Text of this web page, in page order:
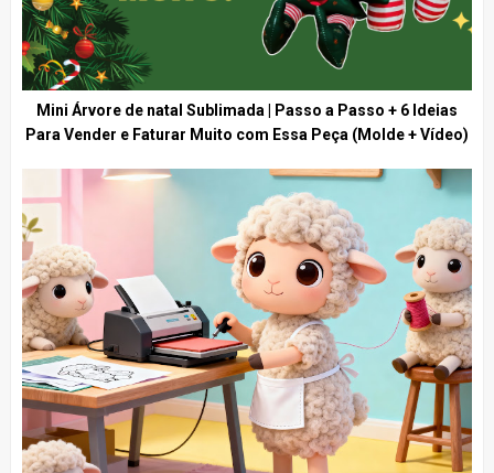
Mini Árvore de natal Sublimada | Passo a Passo + 6 Ideias
Para Vender e Faturar Muito com Essa Peça (Molde + Vídeo)